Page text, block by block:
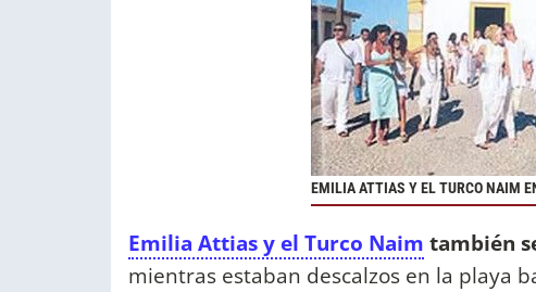
EMILIA ATTIAS Y EL TURCO NAIM
Emilia Attias y el Turco Naim también
mientras estaban descalzos en la playa